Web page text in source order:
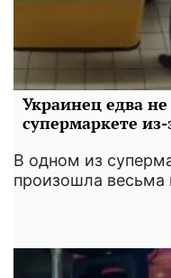
Украинец едва
супермаркете
В одном из
произошла весьма